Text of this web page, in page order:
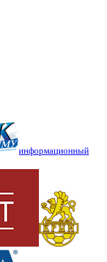
информационный